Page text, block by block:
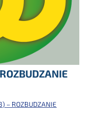
– ROZBUDZANIE